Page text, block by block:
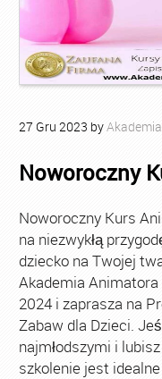
27 Gru 2023 by
Noworoczny
Noworoczny Kurs
na niezwykłą
dziecko na Twojej
Akademia
2024 i zaprasza na
Zabaw dla Dzieci.
najmłodszymi i
szkolenie jest